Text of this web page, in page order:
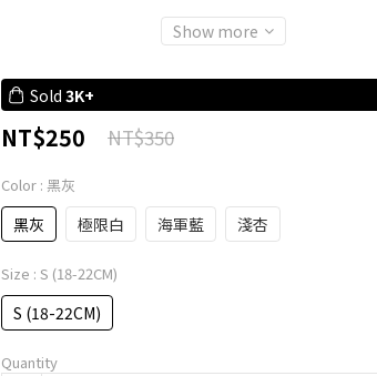
Show more
Sold 3K+
NT$250 NT$350
Color : 黑灰
黑灰 極限白 海軍藍 淺杏
Size : S (18-22CM)
S (18-22CM)
Quantity